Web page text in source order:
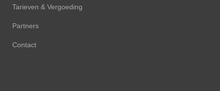
Tarieven & Vergoeding
Partners
Contact